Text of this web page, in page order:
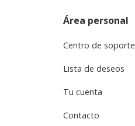
Área personal
Centro de soporte
Lista de deseos
Tu cuenta
Contacto